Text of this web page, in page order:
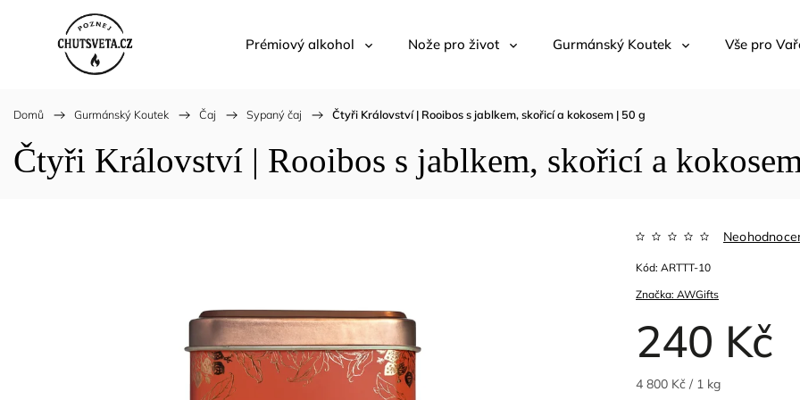
Prémiový alkohol Nože pro život Gurmánský Koutek Vše pro
Domů / Gurmánský Koutek / Čaj / Sypaný čaj / Čtyři Království | Rooibos s jablkem, skořicí a kokosem | 50 g
Čtyři Království | Rooibos s jablkem, skořicí a
Značka:AWGifts
240 Kč
4 800 Kč / 1 kg
Kód: ARTTT-10